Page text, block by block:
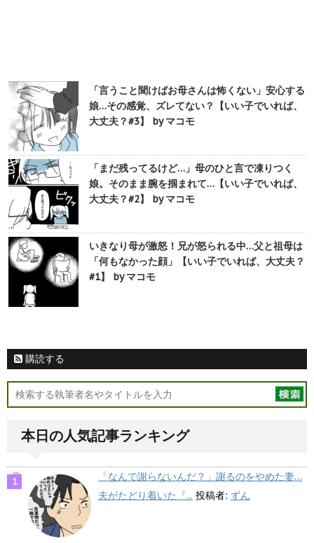
「言うこと聞けばお母さんは怖くない」安心する
娘…その感覚、ズレてない？【いい子でいれば、
大丈夫？#3】 by マコモ
「まだ残ってるけど…」母のひと言で凍りつく
娘。そのまま腕を掴まれて…【いい子でいれば、
大丈夫？#2】 by マコモ
いきなり母が激怒！兄が怒られる中…父と祖母は
「何もなかった顔」【いい子でいれば、大丈夫？
#1】 by マコモ
購読する
本日の人気記事ランキング
「なんで謝らないんだ？」謝るのをやめた妻…
夫がたどり着いた『... 投稿者: ずん